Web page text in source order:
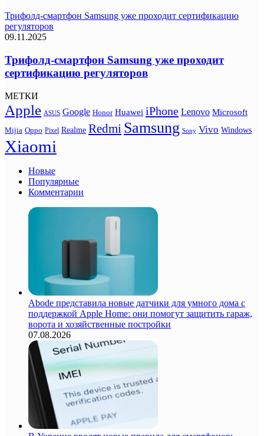
Трифолд-смартфон Samsung уже проходит сертификацию
регуляторов
09.11.2025
Трифолд-смартфон Samsung уже проходит
сертификацию регуляторов
МЕТКИ
Apple ASUS Google Honor Huawei iPhone Lenovo Microsoft
Mijia Oppo Pixel Realme Redmi Samsung Sony Vivo Windows
Xiaomi
Новые
Популярные
Комментарии
Abode представила новые датчики для умного дома с
поддержкой Apple Home: они помогут защитить гараж,
ворота и хозяйственные постройки
07.08.2026